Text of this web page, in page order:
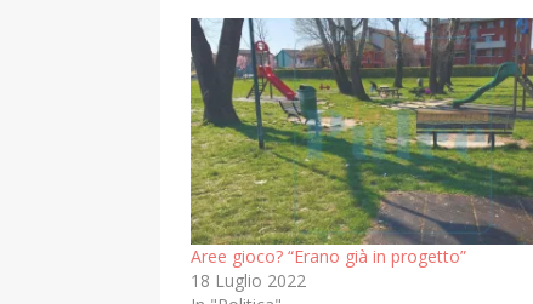
Aree gioco? “Erano già in progetto”
18 Luglio 2022